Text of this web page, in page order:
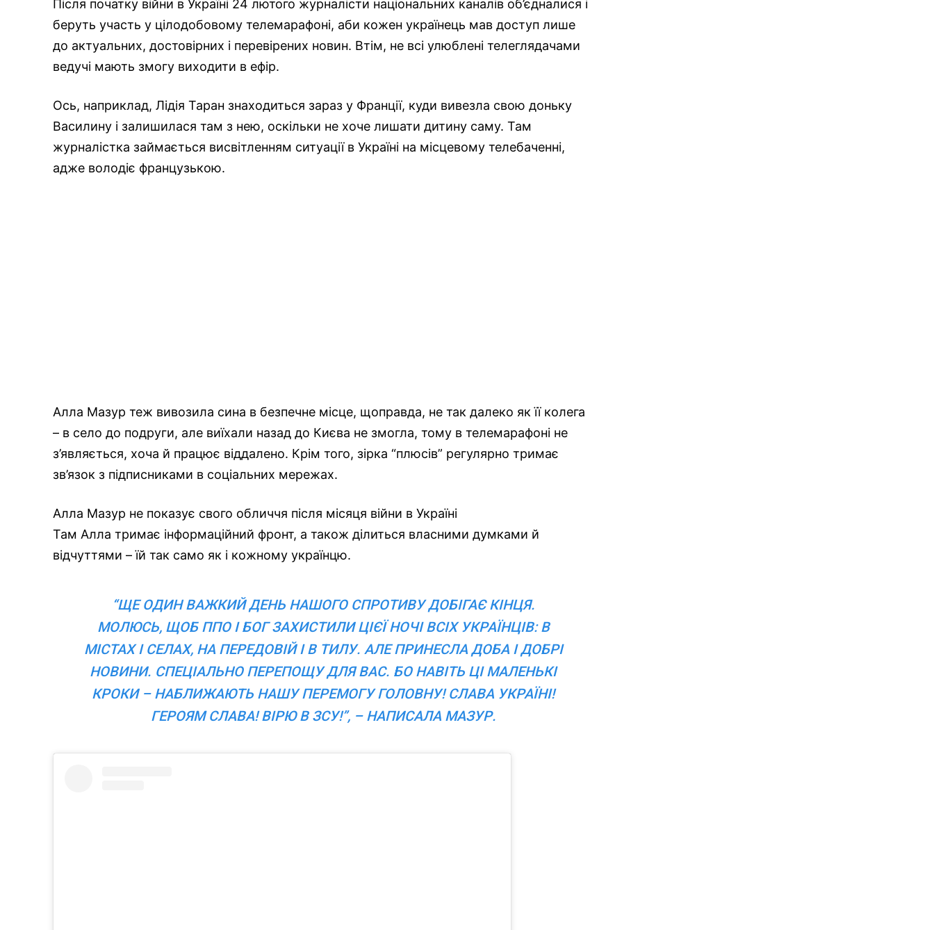
Після початку війни в Україні 24 лютого журналісти національних каналів об’єдналися і
беруть участь у цілодобовому телемарафоні, аби кожен українець мав доступ лише
до актуальних, достовірних і перевірених новин. Втім, не всі улюблені телеглядачами
ведучі мають змогу виходити в ефір.
Ось, наприклад, Лідія Таран знаходиться зараз у Франції, куди вивезла свою доньку
Василину і залишилася там з нею, оскільки не хоче лишати дитину саму. Там
журналістка займається висвітленням ситуації в Україні на місцевому телебаченні,
адже володіє французькою.
Алла Мазур теж вивозила сина в безпечне місце, щоправда, не так далеко як її колега
– в село до подруги, але виїхали назад до Києва не змогла, тому в телемарафоні не
з’являється, хоча й працює віддалено. Крім того, зірка “плюсів” регулярно тримає
зв’язок з підписниками в соціальних мережах.
Алла Мазур не показує свого обличчя після місяця війни в Україні
Там Алла тримає інформаційний фронт, а також ділиться власними думками й
відчуттями – їй так само як і кожному українцю.
“ЩЕ ОДИН ВАЖКИЙ ДЕНЬ НАШОГО СПРОТИВУ ДОБІГАЄ КІНЦЯ.
МОЛЮСЬ, ЩОБ ППО І БОГ ЗАХИСТИЛИ ЦІЄЇ НОЧІ ВСІХ УКРАЇНЦІВ: В
МІСТАХ І СЕЛАХ, НА ПЕРЕДОВІЙ І В ТИЛУ. АЛЕ ПРИНЕСЛА ДОБА І ДОБРІ
НОВИНИ. СПЕЦІАЛЬНО ПЕРЕПОЩУ ДЛЯ ВАС. БО НАВІТЬ ЦІ МАЛЕНЬКІ
КРОКИ – НАБЛИЖАЮТЬ НАШУ ПЕРЕМОГУ ГОЛОВНУ! СЛАВА УКРАЇНІ!
ГЕРОЯМ СЛАВА! ВІРЮ В ЗСУ!”, – НАПИСАЛА МАЗУР.